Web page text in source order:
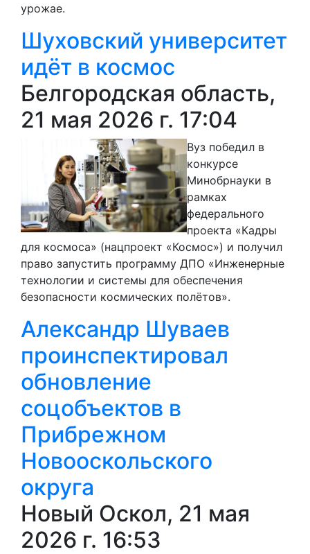
урожае.
Шуховский университет
идёт в космос
Белгородская область,
21 мая 2026 г. 17:04
Вуз победил в
конкурсе
Минобрнауки в
рамках
федерального
проекта «Кадры
для космоса» (нацпроект «Космос») и получил
право запустить программу ДПО «Инженерные
технологии и системы для обеспечения
безопасности космических полётов».
Александр Шуваев
проинспектировал
обновление
соцобъектов в
Прибрежном
Новооскольского
округа
Новый Оскол, 21 мая
2026 г. 16:53